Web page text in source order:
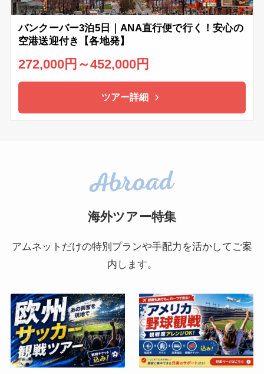
バンクーバー3泊5日｜ANA直行便で行く！安心の
空港送迎付き【各地発】
272,000円～452,000円
ツアー詳細
海外ツアー特集
アムネットだけの特別プランや手配力を活かしてご案
内します。